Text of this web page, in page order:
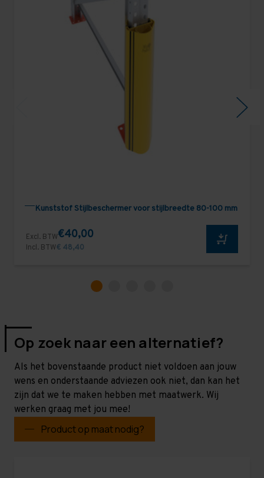
Kunststof Stijlbeschermer voor stijlbreedte 80-100 mm
Excl. BTW€40,00
Incl. BTW€ 48,40
Op zoek naar een alternatief?
Als het bovenstaande product niet voldoen aan jouw
wens en onderstaande adviezen ook niet, dan kan het
zijn dat we te maken hebben met maatwerk. Wij
werken graag met jou mee!
Product op maat nodig?